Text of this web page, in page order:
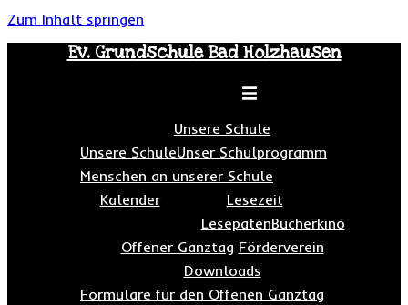
Zum Inhalt springen
Ev. Grundschule Bad Holzhausen
Unsere Schule
Unsere SchuleUnser Schulprogramm
Menschen an unserer Schule
Kalender
Lesezeit
LesepatenBücherkino
Offener Ganztag Förderverein
Downloads
Formulare für den Offenen Ganztag